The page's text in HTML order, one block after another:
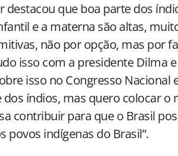
destacou que boa parte dos
e a materna são altas,
não por opção, mas por
isso com a presidente Dilma
isso no Congresso Nacional
dos índios, mas quero colocar
contribuir para que o Brasil
povos indígenas do Brasil”.